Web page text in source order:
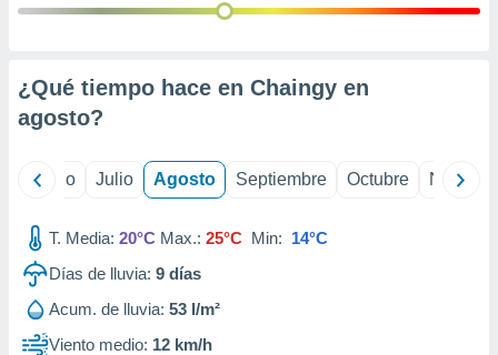
de
1199
¿Qué tiempo hace en Chaingy en
agosto?
Junio Julio Agosto Septiembre Octubre
T. Media: 20°C Max.: 25°C Min: 14°C
Días de lluvia: 9 días
Acum. de lluvia: 53 l/m²
Viento medio: 12 km/h